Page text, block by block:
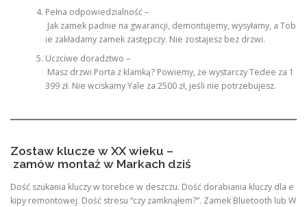
Pełna odpowiedzialność –
Jak zamek padnie na gwarancji, demontujemy, wysyłamy, a Tob
ie zakładamy zamek zastępczy. Nie zostajesz bez drzwi.
Uczciwe doradztwo –
Masz drzwi Porta z klamką? Powiemy, że wystarczy Tedee za 1
399 zł. Nie wciskamy Yale za 2500 zł, jeśli nie potrzebujesz.
Zostaw klucze w XX wieku –
zamów montaż w Markach dziś
Dość szukania kluczy w torebce w deszczu. Dość dorabiania kluczy dla e
kipy remontowej. Dość stresu “czy zamknąłem?”. Zamek Bluetooth lub W